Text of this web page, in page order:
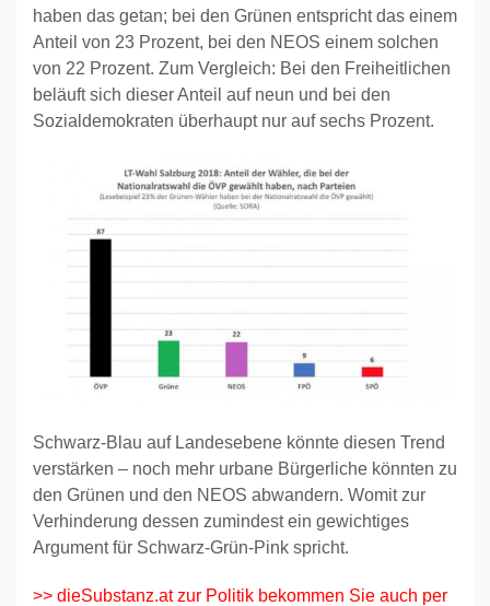
haben das getan; bei den Grünen entspricht das einem
Anteil von 23 Prozent, bei den NEOS einem solchen
von 22 Prozent. Zum Vergleich: Bei den Freiheitlichen
beläuft sich dieser Anteil auf neun und bei den
Sozialdemokraten überhaupt nur auf sechs Prozent.
Schwarz-Blau auf Landesebene könnte diesen Trend
verstärken – noch mehr urbane Bürgerliche könnten zu
den Grünen und den NEOS abwandern. Womit zur
Verhinderung dessen zumindest ein gewichtiges
Argument für Schwarz-Grün-Pink spricht.
>> dieSubstanz.at zur Politik bekommen Sie auch per